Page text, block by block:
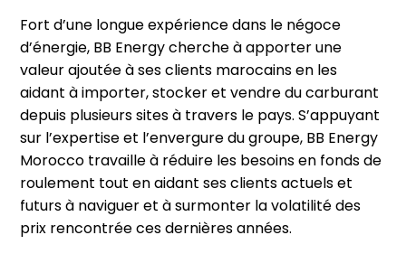
Fort d’une longue expérience dans le négoce
d’énergie, BB Energy cherche à apporter une
valeur ajoutée à ses clients marocains en les
aidant à importer, stocker et vendre du carburant
depuis plusieurs sites à travers le pays. S’appuyant
sur l’expertise et l’envergure du groupe, BB Energy
Morocco travaille à réduire les besoins en fonds de
roulement tout en aidant ses clients actuels et
futurs à naviguer et à surmonter la volatilité des
prix rencontrée ces dernières années.